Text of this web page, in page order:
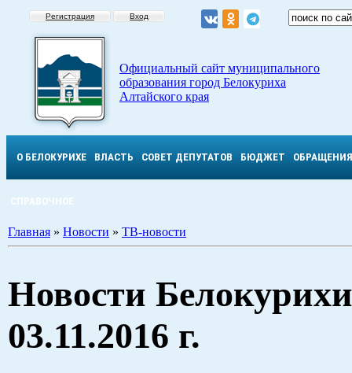
Регистрация Вход
Официальный сайт муниципального
образования город Белокуриха
Алтайского края
О БЕЛОКУРИХЕ ВЛАСТЬ СОВЕТ ДЕПУТАТОВ БЮДЖЕТ ОБРАЩЕНИЯ
СПРАВОЧНОЕ
Главная » Новости » ТВ-новости
Новости
03.11.2016 г.